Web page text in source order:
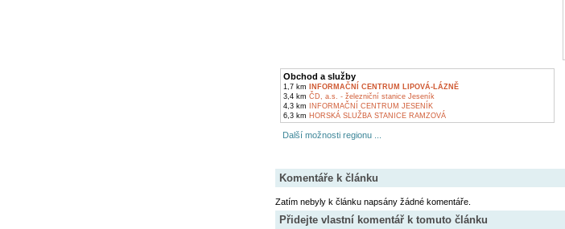
Obchod a služby
1,7 km
INFORMAČNÍ CENTRUM LIPOVÁ-LÁZNĚ
3,4 km ČD, a.s. - železniční stanice Jeseník
4,3 km INFORMAČNÍ CENTRUM JESENÍK
6,3 km HORSKÁ SLUŽBA STANICE RAMZOVÁ
Další možnosti regionu ...
Komentáře k článku
Zatím nebyly k článku napsány žádné komentáře.
Přidejte vlastní komentář k tomuto článku